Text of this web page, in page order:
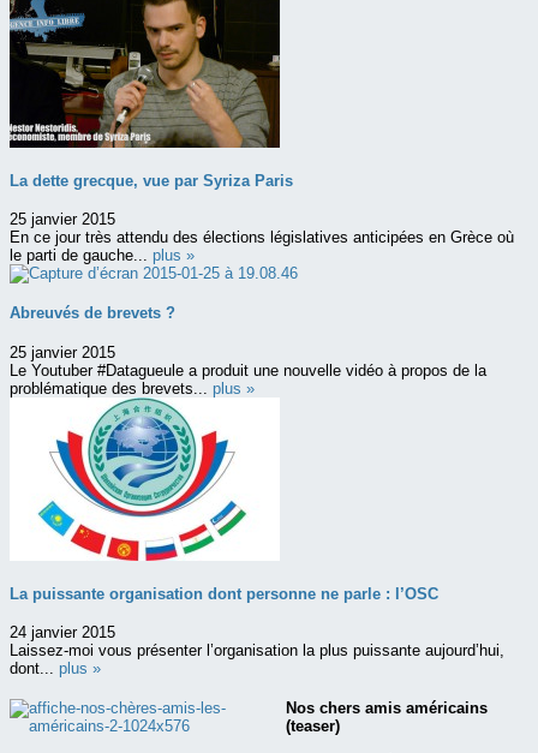
La dette grecque, vue par Syriza Paris
25 janvier 2015
En ce jour très attendu des élections législatives anticipées en Grèce où
le parti de gauche... plus »
Abreuvés de brevets ?
25 janvier 2015
Le Youtuber #Datagueule a produit une nouvelle vidéo à propos de la
problématique des brevets... plus »
La puissante organisation dont personne ne parle : l’OSC
24 janvier 2015
Laissez-moi vous présenter l’organisation la plus puissante aujourd’hui,
dont... plus »
Nos chers amis américains
(teaser)